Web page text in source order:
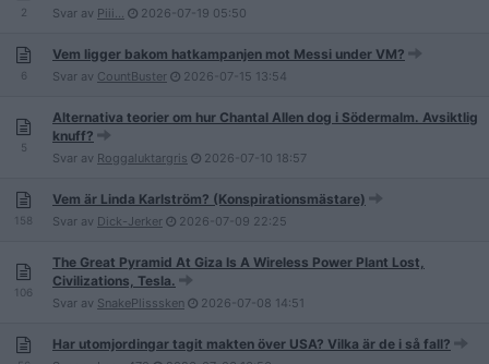
2 Svar av Piii... 2026-07-19 05:50
6
Vem ligger bakom hatkampanjen mot Messi under VM?
Svar av CountBuster 2026-07-15 13:54
5
Alternativa teorier om hur Chantal Allen dog i Södermalm. Avsiktlig
knuff?
Svar av Roggaluktargris 2026-07-10 18:57
158
Vem är Linda Karlström? (Konspirationsmästare)
Svar av Dick-Jerker 2026-07-09 22:25
106
The Great Pyramid At Giza Is A Wireless Power Plant Lost,
Civilizations, Tesla.
Svar av SnakePlisssken 2026-07-08 14:51
Har utomjordingar tagit makten över USA? Vilka är de i så fall?